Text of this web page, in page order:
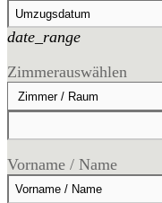
date_range
Zimmerauswählen
Vorname / Name